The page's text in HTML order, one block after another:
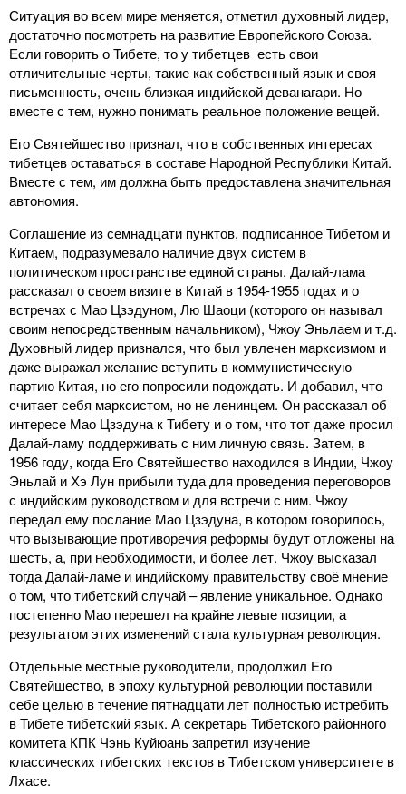
Ситуация во всем мире меняется, отметил духовный лидер,
достаточно посмотреть на развитие Европейского Союза.
Если говорить о Тибете, то у тибетцев есть свои
отличительные черты, такие как собственный язык и своя
письменность, очень близкая индийской деванагари. Но
вместе с тем, нужно понимать реальное положение вещей.
Его Святейшество признал, что в собственных интересах
тибетцев оставаться в составе Народной Республики Китай.
Вместе с тем, им должна быть предоставлена значительная
автономия.
Соглашение из семнадцати пунктов, подписанное Тибетом и
Китаем, подразумевало наличие двух систем в
политическом пространстве единой страны. Далай-лама
рассказал о своем визите в Китай в 1954-1955 годах и о
встречах с Мао Цзэдуном, Лю Шаоци (которого он называл
своим непосредственным начальником), Чжоу Эньлаем и т.д.
Духовный лидер признался, что был увлечен марксизмом и
даже выражал желание вступить в коммунистическую
партию Китая, но его попросили подождать. И добавил, что
считает себя марксистом, но не ленинцем. Он рассказал об
интересе Мао Цзэдуна к Тибету и о том, что тот даже просил
Далай-ламу поддерживать с ним личную связь. Затем, в
1956 году, когда Его Святейшество находился в Индии, Чжоу
Эньлай и Хэ Лун прибыли туда для проведения переговоров
с индийским руководством и для встречи с ним. Чжоу
передал ему послание Мао Цзэдуна, в котором говорилось,
что вызывающие противоречия реформы будут отложены на
шесть, а, при необходимости, и более лет. Чжоу высказал
тогда Далай-ламе и индийскому правительству своё мнение
о том, что тибетский случай – явление уникальное. Однако
постепенно Мао перешел на крайне левые позиции, а
результатом этих изменений стала культурная революция.
Отдельные местные руководители, продолжил Его
Святейшество, в эпоху культурной революции поставили
себе целью в течение пятнадцати лет полностью истребить
в Тибете тибетский язык. А секретарь Тибетского районного
комитета КПК Чэнь Куйюань запретил изучение
классических тибетских текстов в Тибетском университете в
Лхасе.